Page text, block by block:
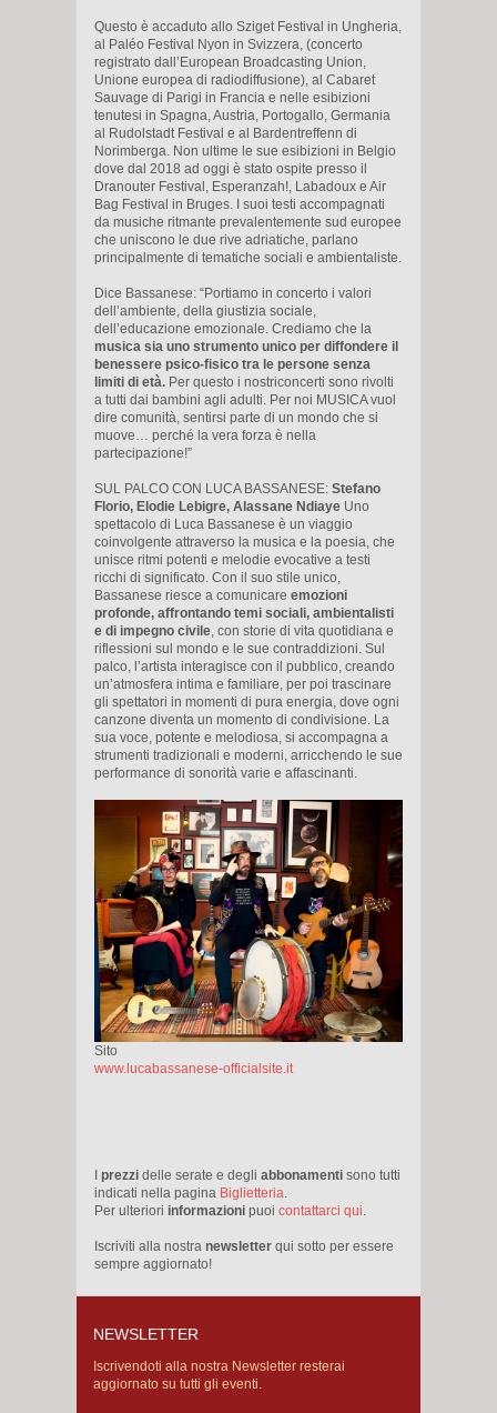
Questo è accaduto allo Sziget Festival in Ungheria,
al Paléo Festival Nyon in Svizzera, (concerto
registrato dall’European Broadcasting Union,
Unione europea di radiodiffusione), al Cabaret
Sauvage di Parigi in Francia e nelle esibizioni
tenutesi in Spagna, Austria, Portogallo, Germania
al Rudolstadt Festival e al Bardentreffenn di
Norimberga. Non ultime le sue esibizioni in Belgio
dove dal 2018 ad oggi è stato ospite presso il
Dranouter Festival, Esperanzah!, Labadoux e Air
Bag Festival in Bruges. I suoi testi accompagnati
da musiche ritmante prevalentemente sud europee
che uniscono le due rive adriatiche, parlano
principalmente di tematiche sociali e ambientaliste.
Dice Bassanese: “Portiamo in concerto i valori
dell’ambiente, della giustizia sociale,
dell’educazione emozionale. Crediamo che la
musica sia uno strumento unico per diffondere il
benessere psico-fisico tra le persone senza
limiti di età. Per questo i nostriconcerti sono rivolti
a tutti dai bambini agli adulti. Per noi MUSICA vuol
dire comunità, sentirsi parte di un mondo che si
muove… perché la vera forza è nella
partecipazione!”
SUL PALCO CON LUCA BASSANESE: Stefano
Florio, Elodie Lebigre, Alassane Ndiaye Uno
spettacolo di Luca Bassanese è un viaggio
coinvolgente attraverso la musica e la poesia, che
unisce ritmi potenti e melodie evocative a testi
ricchi di significato. Con il suo stile unico,
Bassanese riesce a comunicare emozioni
profonde, affrontando temi sociali, ambientalisti
e di impegno civile , con storie di vita quotidiana e
riflessioni sul mondo e le sue contraddizioni. Sul
palco, l’artista interagisce con il pubblico, creando
un’atmosfera intima e familiare, per poi trascinare
gli spettatori in momenti di pura energia, dove ogni
canzone diventa un momento di condivisione. La
sua voce, potente e melodiosa, si accompagna a
strumenti tradizionali e moderni, arricchendo le sue
performance di sonorità varie e affascinanti.
Sito
www.lucabassanese-officialsite.it
prezzi delle serate e degli abbonamenti sono tutti
indicati nella pagina Biglietteria.
Per ulteriori informazioni puoi contattarci qui.
Iscriviti alla nostra newsletter qui sotto per essere
sempre aggiornato!
NEWSLETTER
Iscrivendoti alla nostra Newsletter resterai
aggiornato su tutti gli eventi.